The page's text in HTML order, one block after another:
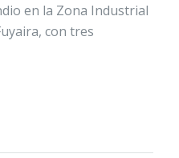
en la Zona Industrial
con tres